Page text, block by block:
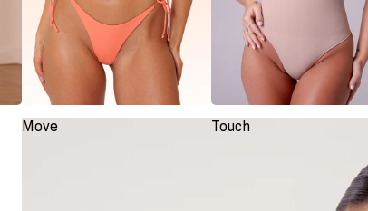
Move Touch